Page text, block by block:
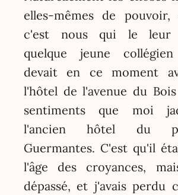
elles-mêmes de
c'est nous qui le leur
quelque jeune
devait en ce moment
l'hôtel de l'avenue du
sentiments que moi
l'ancien hôtel du
Guermantes. C'est qu'il
l'âge des croyances,
dépassé, et j'avais perdu